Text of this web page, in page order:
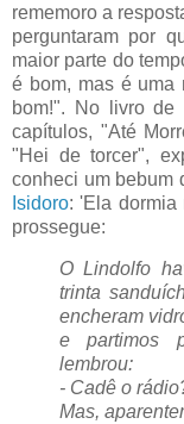
rememoro a
perguntaram por
maior parte do
é bom, mas é uma
bom!". No livro
capítulos, "Até
"Hei de torcer",
conheci um bebum
Isidoro: 'Ela dormia
prossegue:
O Lindolfo
trinta
encheram
e partimos
lembrou:
- Cadê o
Mas,